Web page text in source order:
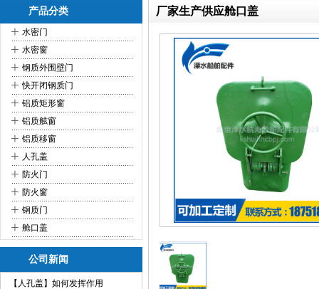
产品分类
+ 水密门
+ 水密窗
+ 钢质外围壁门
+ 快开闭钢质门
+ 铝质矩形窗
+ 铝质舷窗
+ 铝质移窗
+ 人孔盖
+ 防火门
+ 防火窗
+ 钢质门
+ 舱口盖
公司新闻
【人孔盖】如何发挥作用
厂家生产供应舱口盖